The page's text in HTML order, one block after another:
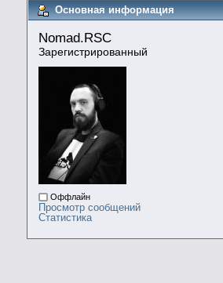
Основная информация
Nomad.RSC
Зарегистрированный
Оффлайн
Просмотр сообщений
Статистика